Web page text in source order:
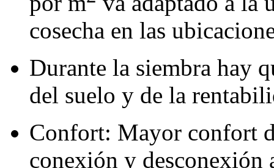
cosecha en las
Durante la siembra hay
del suelo y de la
Confort: Mayor confort
conexión y desconexión